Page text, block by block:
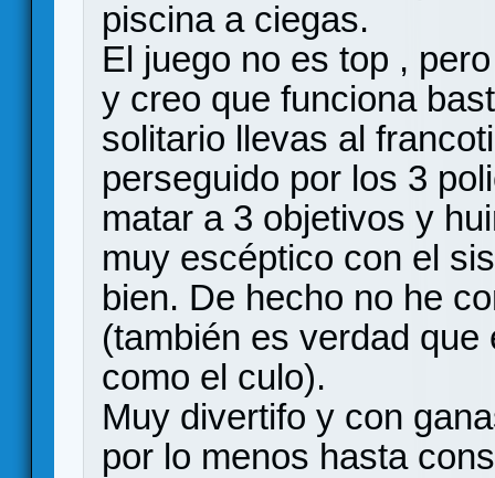
piscina a ciegas.
El juego no es top ,
y creo que funciona
solitario llevas al
perseguido por los 3
matar a 3 objetivos y
muy escéptico con el
bien. De hecho no he
(también es verdad
como el culo).
Muy divertifo y con
por lo menos hasta